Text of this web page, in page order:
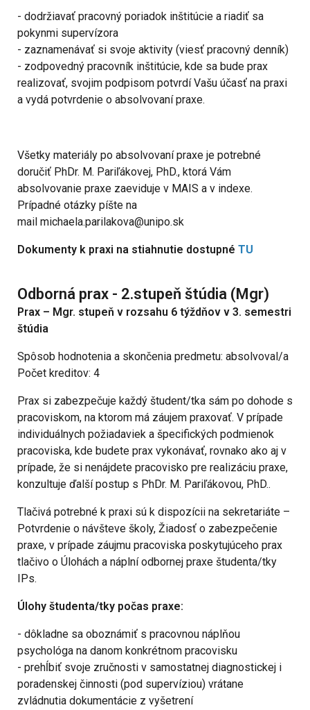
- dodržiavať pracovný poriadok inštitúcie a riadiť sa
pokynmi supervízora
- zaznamenávať si svoje aktivity (viesť pracovný denník)
- zodpovedný pracovník inštitúcie, kde sa bude prax
realizovať, svojim podpisom potvrdí Vašu účasť na praxi
a vydá potvrdenie o absolvovaní praxe.
Všetky materiály po absolvovaní praxe je potrebné
doručiť PhDr. M. Pariľákovej, PhD., ktorá Vám
absolvovanie praxe zaeviduje v MAIS a v indexe.
Prípadné otázky píšte na
mail michaela.parilakova@unipo.sk
Dokumenty k praxi na stiahnutie dostupné TU
Odborná prax - 2.stupeň štúdia (Mgr)
Prax – Mgr. stupeň v rozsahu 6 týždňov v 3. semestri
štúdia
Spôsob hodnotenia a skončenia predmetu: absolvoval/a
Počet kreditov: 4
Prax si zabezpečuje každý študent/tka sám po dohode s
pracoviskom, na ktorom má záujem praxovať. V prípade
individuálnych požiadaviek a špecifických podmienok
pracoviska, kde budete prax vykonávať, rovnako ako aj v
prípade, že si nenájdete pracovisko pre realizáciu praxe,
konzultuje ďalší postup s PhDr. M. Pariľákovou, PhD..
Tlačivá potrebné k praxi sú k dispozícii na sekretariáte –
Potvrdenie o návšteve školy, Žiadosť o zabezpečenie
praxe, v prípade záujmu pracoviska poskytujúceho prax
tlačivo o Úlohách a náplní odbornej praxe študenta/tky
IPs.
Úlohy študenta/tky počas praxe:
- dôkladne sa oboznámiť s pracovnou náplňou
psychológa na danom konkrétnom pracovisku
- prehĺbiť svoje zručnosti v samostatnej diagnostickej i
poradenskej činnosti (pod supervíziou) vrátane
zvládnutia dokumentácie z vyšetrení